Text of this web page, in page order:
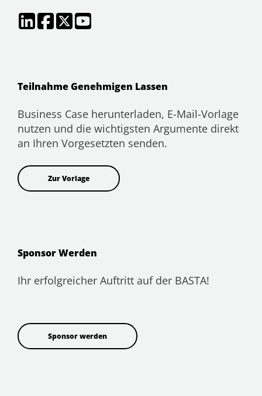
Teilnahme Genehmigen Lassen
Business Case herunterladen, E-Mail-Vorlage
nutzen und die wichtigsten Argumente direkt
an Ihren Vorgesetzten senden.
Zur Vorlage
Sponsor Werden
Ihr erfolgreicher Auftritt auf der BASTA!
Sponsor werden